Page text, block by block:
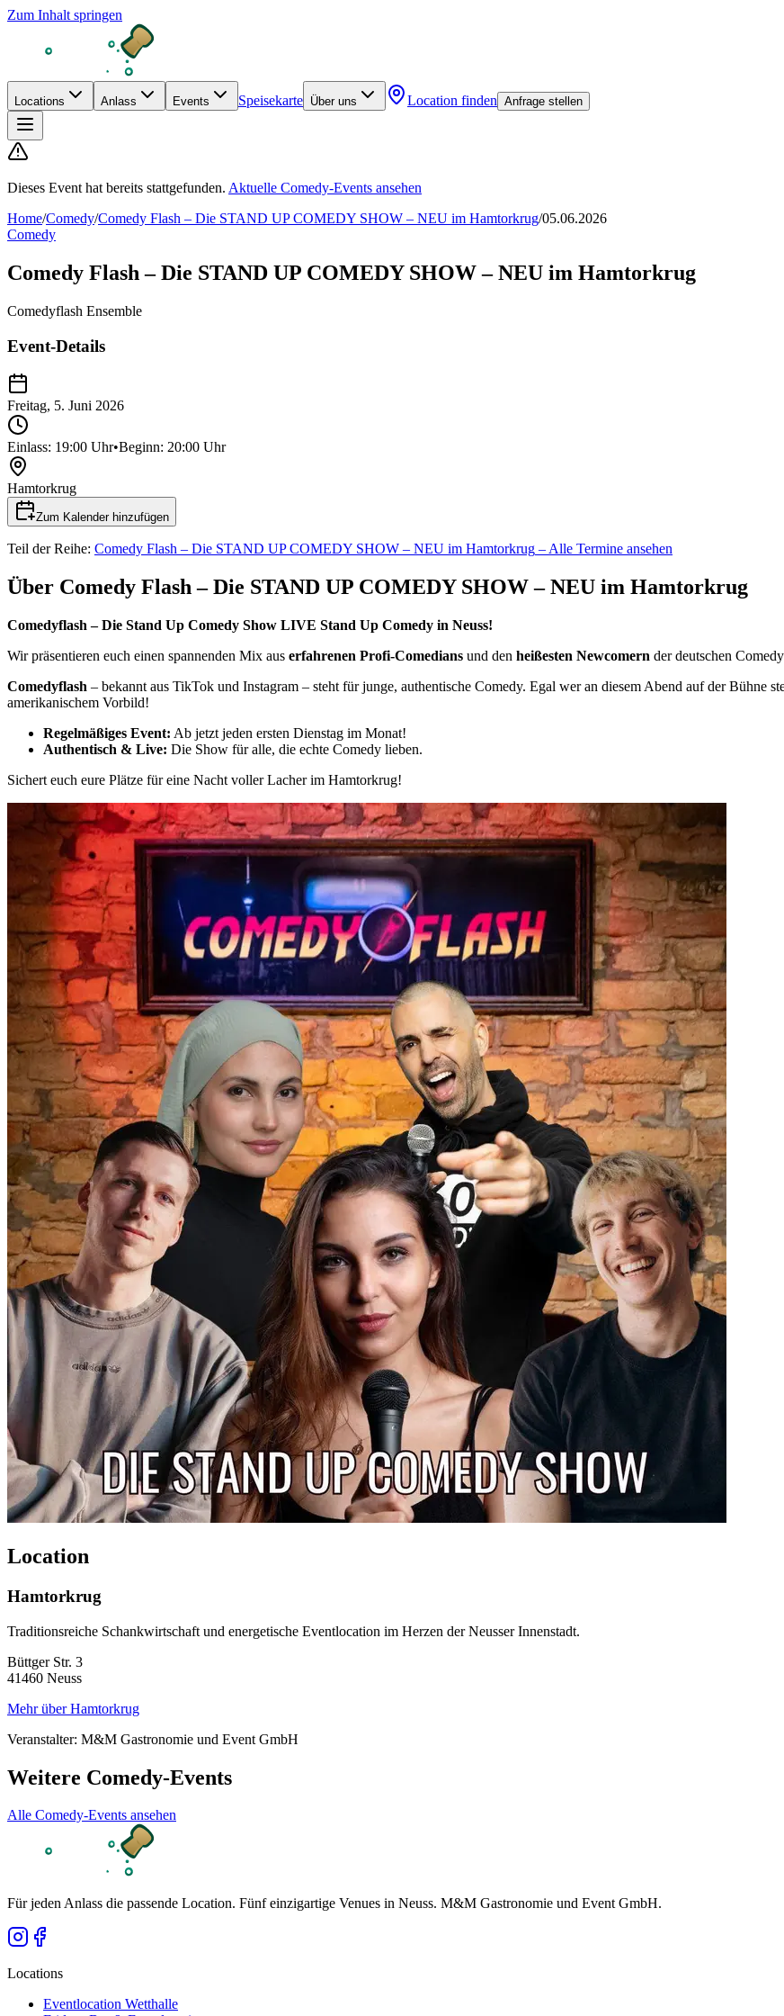
Zum Inhalt springen
Locations Anlass Events Speisekarte Über uns Location finden Anfrage stellen
Dieses Event hat bereits stattgefunden. Aktuelle Comedy-Events ansehen
Home/Comedy/Comedy Flash – Die STAND UP COMEDY SHOW – NEU im Hamtorkrug/05.06.2026
Comedy
Comedy Flash – Die STAND UP COMEDY SHOW – NEU im Hamtorkrug
Comedyflash Ensemble
Event-Details
Freitag, 5. Juni 2026
Einlass: 19:00 Uhr•Beginn: 20:00 Uhr
Hamtorkrug
Zum Kalender hinzufügen
Teil der Reihe: Comedy Flash – Die STAND UP COMEDY SHOW – NEU im Hamtorkrug – Alle Termine ansehen
Über Comedy Flash – Die STAND UP COMEDY SHOW – NEU im Hamtorkrug
Comedyflash – Die Stand Up Comedy Show LIVE Stand Up Comedy in Neuss!
Wir präsentieren euch einen spannenden Mix aus erfahrenen Profi-Comedians und den heißesten Newcomern der deutschen
Comedyflash – bekannt aus TikTok und Instagram – steht für junge, authentische Comedy. Egal wer an diesem Abend auf der Bühne
amerikanischem Vorbild!
Regelmäßiges Event: Ab jetzt jeden ersten Dienstag im Monat!
Authentisch & Live: Die Show für alle, die echte Comedy lieben.
Sichert euch eure Plätze für eine Nacht voller Lacher im Hamtorkrug!
Location
Hamtorkrug
Traditionsreiche Schankwirtschaft und energetische Eventlocation im Herzen der Neusser Innenstadt.
Büttger Str. 3
41460 Neuss
Mehr überHamtorkrug
Veranstalter: M&M Gastronomie und Event GmbH
Weitere Comedy-Events
Alle Comedy-Events ansehen
Für jeden Anlass die passende Location. Fünf einzigartige Venues in Neuss. M&M Gastronomie und Event GmbH.
Locations
Eventlocation Wetthalle